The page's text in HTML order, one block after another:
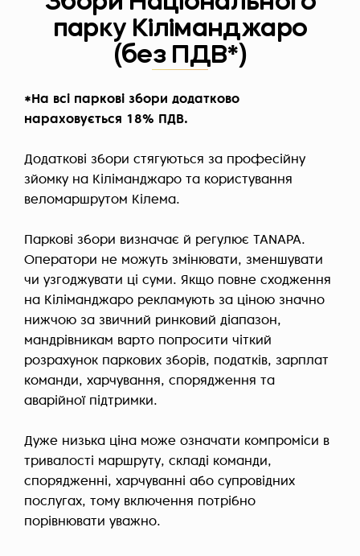
парку Кіліманджаро
(без ПДВ*)
*На всі паркові збори додатково
нараховується 18% ПДВ.
Додаткові збори стягуються за професійну
зйомку на Кіліманджаро та користування
веломаршрутом Кілема.
Паркові збори визначає й регулює TANAPA.
Оператори не можуть змінювати, зменшувати
чи узгоджувати ці суми. Якщо повне сходження
на Кіліманджаро рекламують за ціною значно
нижчою за звичний ринковий діапазон,
мандрівникам варто попросити чіткий
розрахунок паркових зборів, податків, зарплат
команди, харчування, спорядження та
аварійної підтримки.
Дуже низька ціна може означати компроміси в
тривалості маршруту, складі команди,
спорядженні, харчуванні або супровідних
послугах, тому включення потрібно
порівнювати уважно.